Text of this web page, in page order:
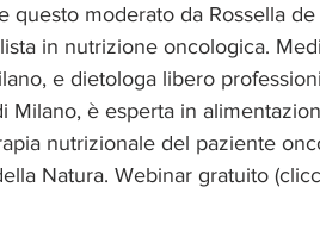
questo moderato da Rossella de
in nutrizione oncologica.
e dietologa libero
Milano, è esperta in
nutrizionale del paziente
Natura. Webinar gratuito